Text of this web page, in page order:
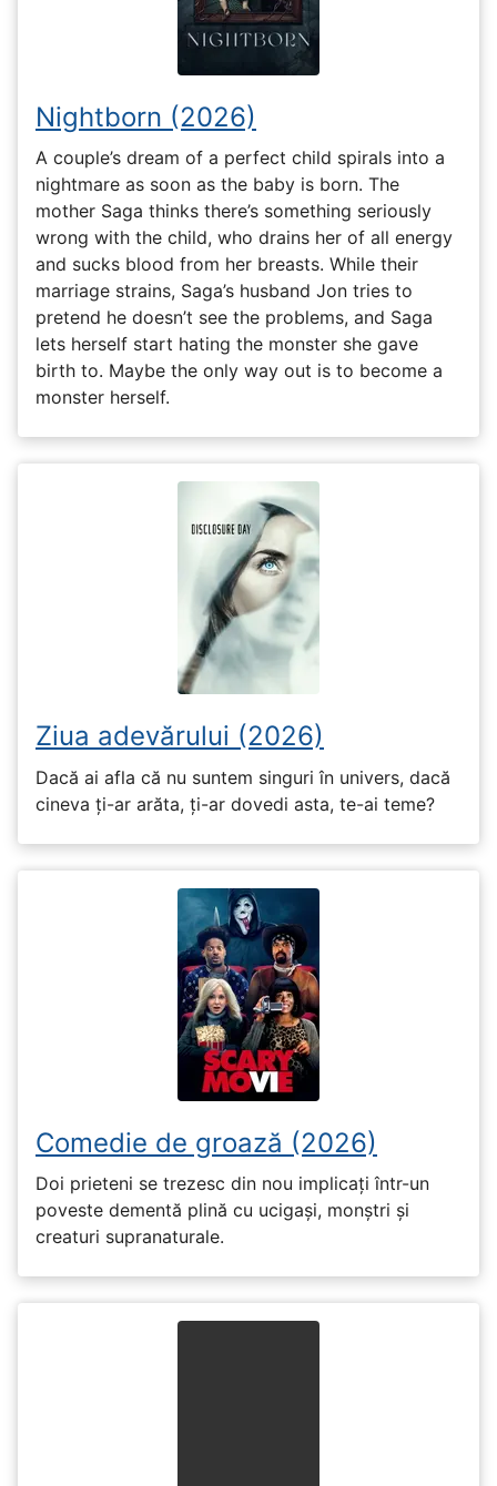
Nightborn (2026)
A couple’s dream of a perfect child spirals into a
nightmare as soon as the baby is born. The
mother Saga thinks there’s something seriously
wrong with the child, who drains her of all energy
and sucks blood from her breasts. While their
marriage strains, Saga’s husband Jon tries to
pretend he doesn’t see the problems, and Saga
lets herself start hating the monster she gave
birth to. Maybe the only way out is to become a
monster herself.
Ziua adevărului (2026)
Dacă ai afla că nu suntem singuri în univers, dacă
cineva ți-ar arăta, ți-ar dovedi asta, te-ai teme?
Comedie de groază (2026)
Doi prieteni se trezesc din nou implicați într-un
poveste dementă plină cu ucigași, monștri și
creaturi supranaturale.